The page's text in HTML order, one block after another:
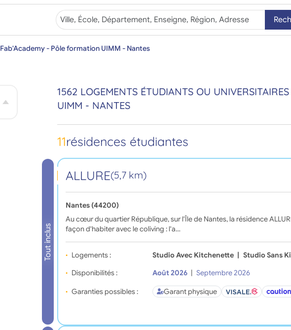
Fab'Academy - Pôle formation UIMM - Nantes
1562 LOGEMENTS ÉTUDIANTS OU
UIMM - NANTES
11résidences étudiantes
Tout inclus
ALLURE(5,7 km)
Nantes (44200)
Au cœur du quartier République, sur l'Île de Nantes, la résidence
façon d'habiter avec le coliving : l'a…
Logements : Studio Avec Kitchenette | Studio Sans
Disponibilités :
Août 2026 | Septembre 2026
Garanties possibles : Garant physique